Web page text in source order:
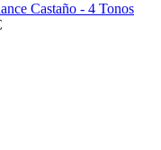
Castaño - 4 Tonos